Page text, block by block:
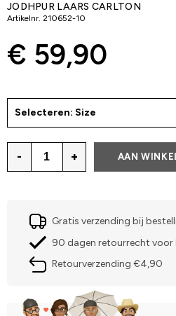
JODHPUR LAARS CARLTON
Artikelnr. 210652-10
€ 59,90
Selecteren: Size
- + AAN
Gratis verzending bij
90 dagen retourrecht voor
Retourverzending €4,90